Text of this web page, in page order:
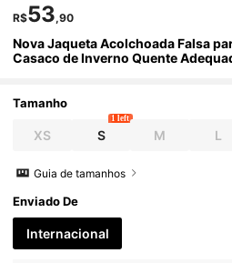
R$53,90
Nova Jaqueta Acolchoada Falsa
Casaco de Inverno Quente
Tamanho
XS S
1 left
M L
Guia de tamanhos
Enviado De
Internacional